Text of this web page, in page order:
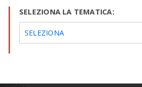
SELEZIONA LA TEMATICA:
SELEZIONA